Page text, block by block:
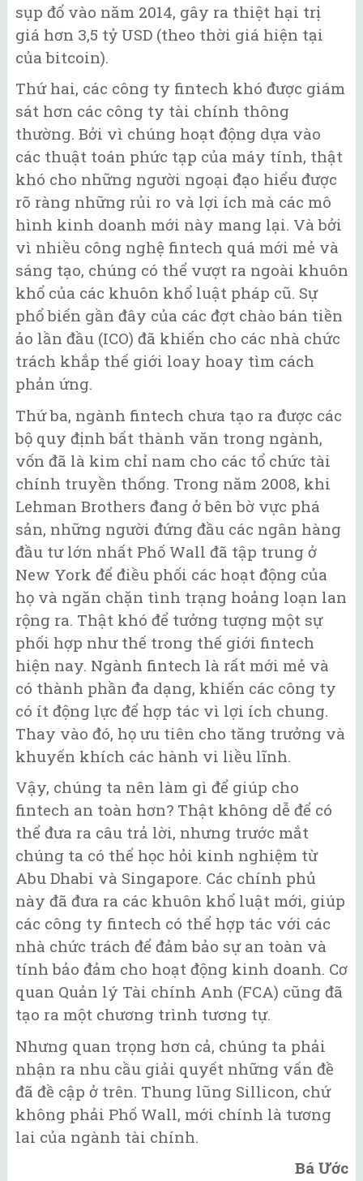
sụp đổ vào năm 2014, gây ra thiệt hại trị
giá hơn 3,5 tỷ USD (theo thời giá hiện tại
của bitcoin).
Thứ hai, các công ty fintech khó được giám
sát hơn các công ty tài chính thông
thường. Bởi vì chúng hoạt động dựa vào
các thuật toán phức tạp của máy tính, thật
khó cho những người ngoại đạo hiểu được
rõ ràng những rủi ro và lợi ích mà các mô
hình kinh doanh mới này mang lại. Và bởi
vì nhiều công nghệ fintech quá mới mẻ và
sáng tạo, chúng có thể vượt ra ngoài khuôn
khổ của các khuôn khổ luật pháp cũ. Sự
phổ biến gần đây của các đợt chào bán tiền
ảo lần đầu (ICO) đã khiến cho các nhà chức
trách khắp thế giới loay hoay tìm cách
phản ứng.
Thứ ba, ngành fintech chưa tạo ra được các
bộ quy định bất thành văn trong ngành,
vốn đã là kim chỉ nam cho các tổ chức tài
chính truyền thống. Trong năm 2008, khi
Lehman Brothers đang ở bên bờ vực phá
sản, những người đứng đầu các ngân hàng
đầu tư lớn nhất Phố Wall đã tập trung ở
New York để điều phối các hoạt động của
họ và ngăn chặn tình trạng hoảng loạn lan
rộng ra. Thật khó để tưởng tượng một sự
phối hợp như thế trong thế giới fintech
hiện nay. Ngành fintech là rất mới mẻ và
có thành phần đa dạng, khiến các công ty
có ít động lực để hợp tác vì lợi ích chung.
Thay vào đó, họ ưu tiên cho tăng trưởng và
khuyến khích các hành vi liều lĩnh.
Vậy, chúng ta nên làm gì để giúp cho
fintech an toàn hơn? Thật không dễ để có
thể đưa ra câu trả lời, nhưng trước mắt
chúng ta có thể học hỏi kinh nghiệm từ
Abu Dhabi và Singapore. Các chính phủ
này đã đưa ra các khuôn khổ luật mới, giúp
các công ty fintech có thể hợp tác với các
nhà chức trách để đảm bảo sự an toàn và
tính bảo đảm cho hoạt động kinh doanh. Cơ
quan Quản lý Tài chính Anh (FCA) cũng đã
tạo ra một chương trình tương tự.
Nhưng quan trọng hơn cả, chúng ta phải
nhận ra nhu cầu giải quyết những vấn đề
đã đề cập ở trên. Thung lũng Sillicon, chứ
không phải Phố Wall, mới chính là tương
lai của ngành tài chính.
Bá Ước